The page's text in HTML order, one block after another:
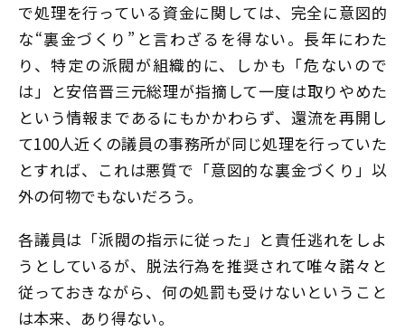
で処理を行っている資金に関しては、完全に意図的
な“裏金づくり”と言わざるを得ない。長年にわた
り、特定の派閥が組織的に、しかも「危ないので
は」と安倍晋三元総理が指摘して一度は取りやめた
という情報まであるにもかかわらず、還流を再開し
て100人近くの議員の事務所が同じ処理を行っていた
とすれば、これは悪質で「意図的な裏金づくり」以
外の何物でもないだろう。
各議員は「派閥の指示に従った」と責任逃れをしよ
うとしているが、脱法行為を推奨されて唯々諾々と
従っておきながら、何の処罰も受けないということ
は本来、あり得ない。